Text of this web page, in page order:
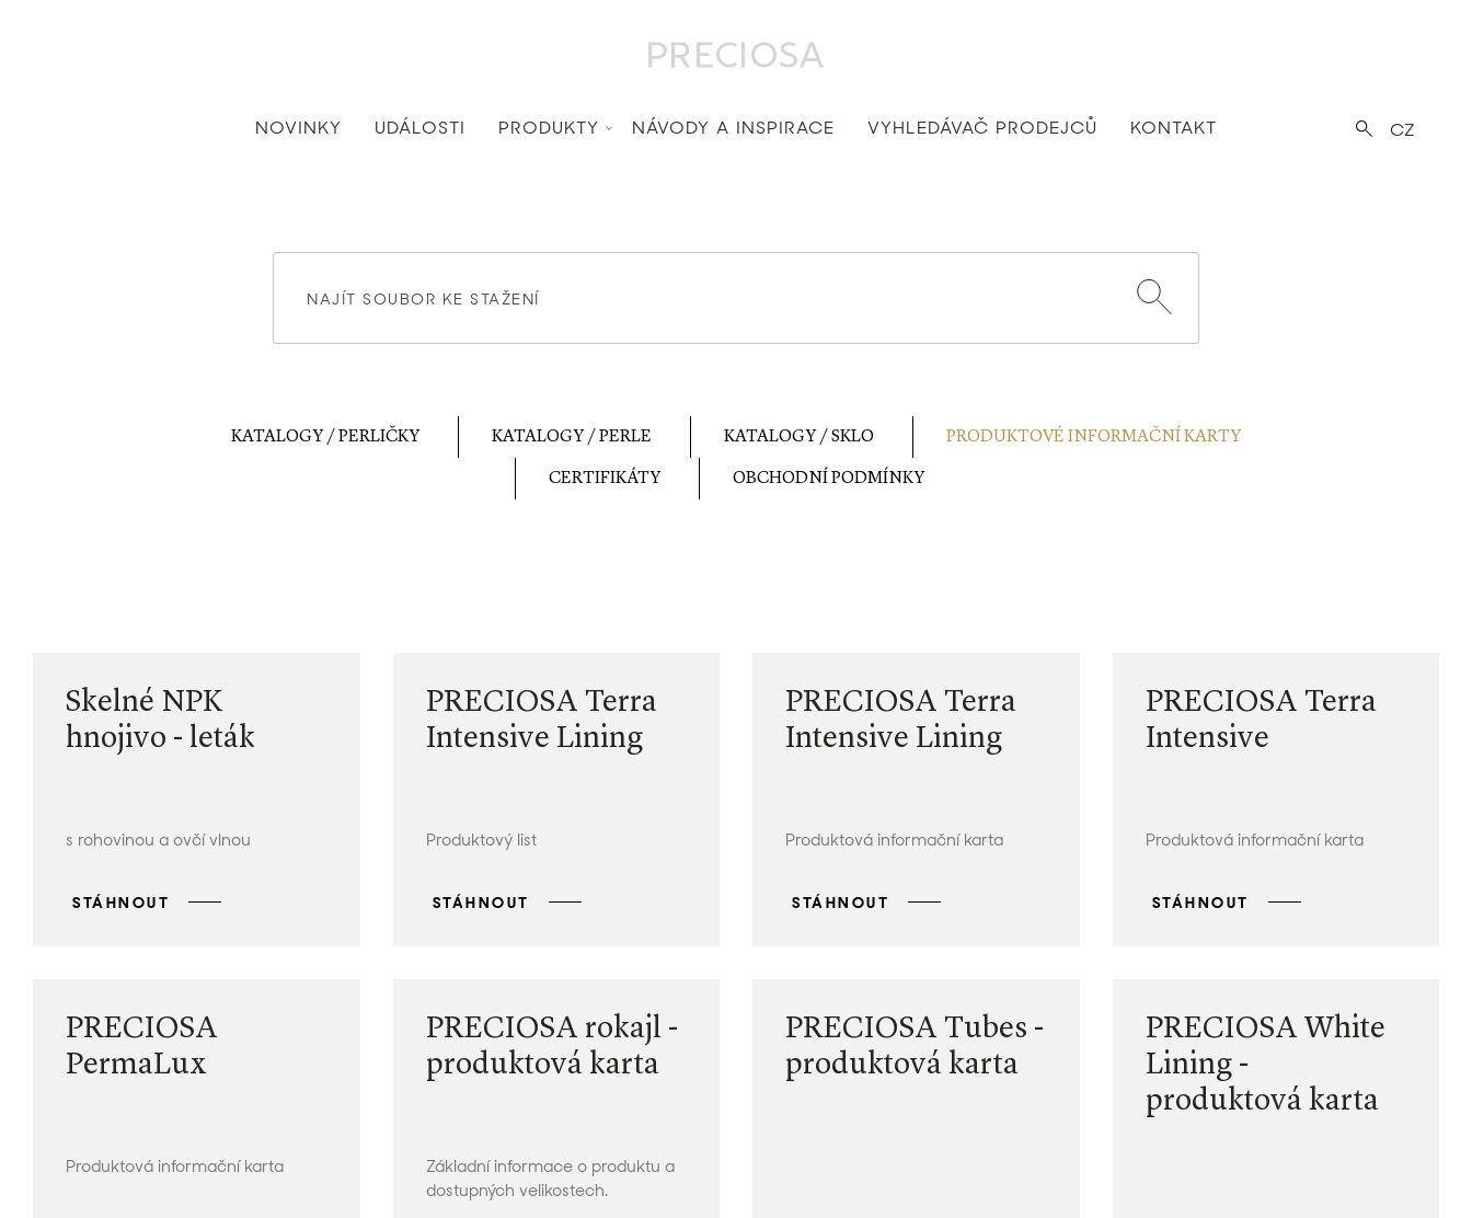
CZ
NOVINKY UDÁLOSTI PRODUKTY NÁVODY A INSPIRACE VYHLEDÁVAČ PRODEJCŮ KONTAKT
KATALOGY / PERLIČKY KATALOGY / PERLE KATALOGY / SKLO PRODUKTOVÉ INFORMAČNÍ KARTY
CERTIFIKÁTY OBCHODNÍ PODMÍNKY
Skelné NPK
hnojivo - leták
s rohovinou a ovčí vlnou
STÁHNOUT
PRECIOSA Terra
Intensive Lining
Produktový list
STÁHNOUT
PRECIOSA Terra
Intensive Lining
Produktová informační karta
STÁHNOUT
PRECIOSA Terra
Intensive
Produktová informační karta
STÁHNOUT
PRECIOSA
PermaLux
Produktová informační karta
PRECIOSA rokajl -
produktová karta
Základní informace o produktu a
dostupných velikostech.
PRECIOSA Tubes -
produktová karta
PRECIOSA White
Lining -
produktová karta